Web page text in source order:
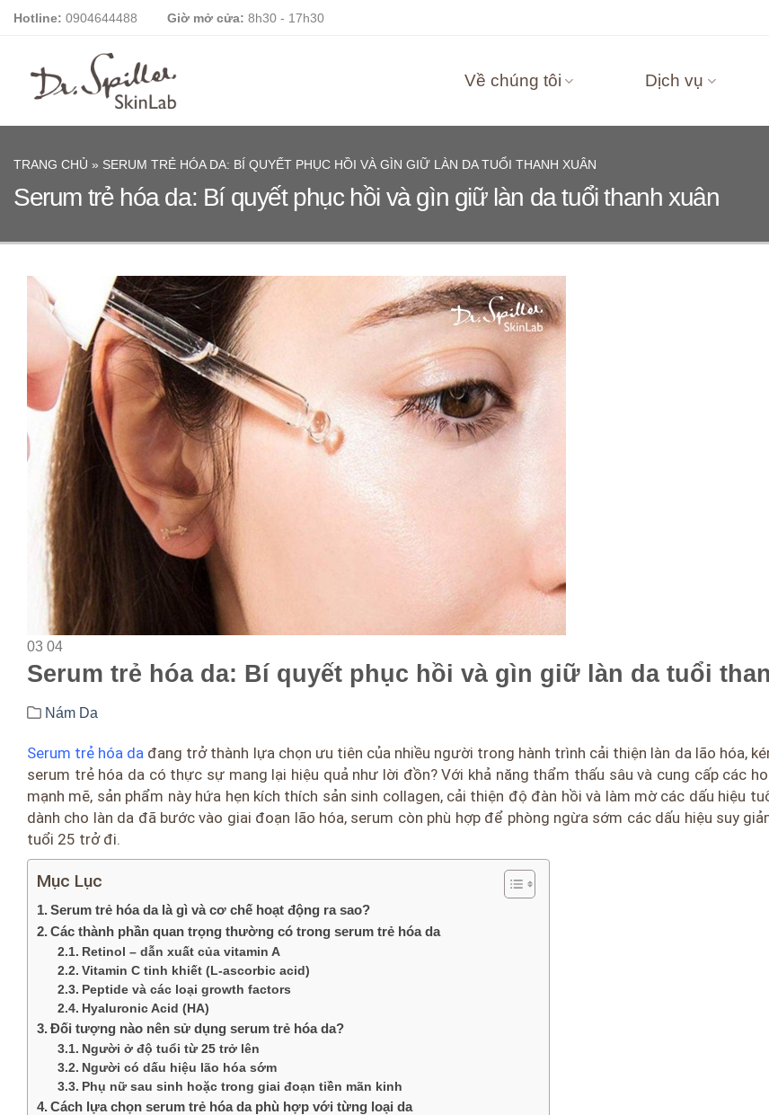
SkipHotline: 0904644488 Giờ mở cửa: 8h30 - 17h30
Về chúng tôi Dịch vụ
TRANG CHỦ » SERUM TRẺ HÓA DA: BÍ QUYẾT PHỤC HỒI VÀ GÌN GIỮ LÀN DA TUỔI THANH XUÂN
Serum trẻ hóa da: Bí quyết phục hồi và gìn giữ làn da tuổi thanh xuân
03 04
Serum trẻ hóa da: Bí quyết phục hồi và gìn giữ làn da tuổi
Nám Da
Serum trẻ hóa da đang trở thành lựa chọn ưu tiên của nhiều người trong hành trình cải thiện làn da lão hóa,
serum trẻ hóa da có thực sự mang lại hiệu quả như lời đồn? Với khả năng thẩm thấu sâu và cung cấp các
mạnh mẽ, sản phẩm này hứa hẹn kích thích sản sinh collagen, cải thiện độ đàn hồi và làm mờ các dấu hiệu
dành cho làn da đã bước vào giai đoạn lão hóa, serum còn phù hợp để phòng ngừa sớm các dấu hiệu suy
tuổi 25 trở đi.
Mục Lục
Serum trẻ hóa da là gì và cơ chế hoạt động ra sao?
Các thành phần quan trọng thường có trong serum trẻ hóa da
Retinol – dẫn xuất của vitamin A
Vitamin C tinh khiết (L-ascorbic acid)
Peptide và các loại growth factors
Hyaluronic Acid (HA)
Đối tượng nào nên sử dụng serum trẻ hóa da?
Người ở độ tuổi từ 25 trở lên
Người có dấu hiệu lão hóa sớm
Phụ nữ sau sinh hoặc trong giai đoạn tiền mãn kinh
Cách lựa chọn serum trẻ hóa da phù hợp với từng loại da